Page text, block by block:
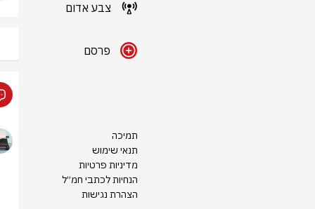
צבע אדום
פרסם
תמיכה
תנאי שימוש
מדיניות פרטיות
הנחיות לכתבי חמ״ל
הצהרת נגישות